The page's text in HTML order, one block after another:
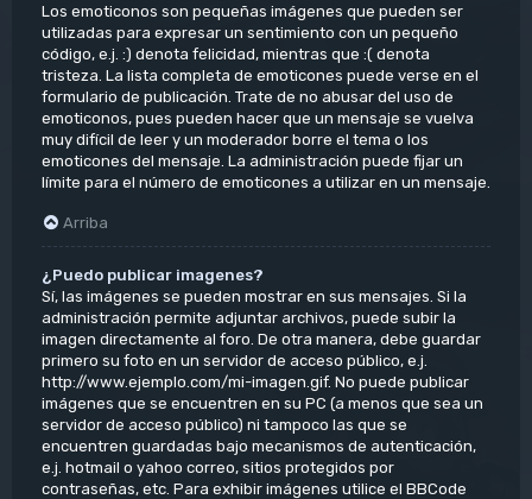
Los emoticonos son pequeñas imágenes que pueden ser
utilizadas para expresar un sentimiento con un pequeño
código, e.j. :) denota felicidad, mientras que :( denota
tristeza. La lista completa de emoticones puede verse en el
formulario de publicación. Trate de no abusar del uso de
emoticonos, pues pueden hacer que un mensaje se vuelva
muy difícil de leer y un moderador borre el tema o los
emoticones del mensaje. La administración puede fijar un
límite para el número de emoticones a utilizar en un mensaje.
Arriba
¿Puedo publicar imagenes?
Sí, las imágenes se pueden mostrar en sus mensajes. Si la
administración permite adjuntar archivos, puede subir la
imagen directamente al foro. De otra manera, debe guardar
primero su foto en un servidor de acceso público, e.j.
http://www.ejemplo.com/mi-imagen.gif. No puede publicar
imágenes que se encuentren en su PC (a menos que sea un
servidor de acceso público) ni tampoco las que se
encuentren guardadas bajo mecanismos de autenticación,
e.j. hotmail o yahoo correo, sitios protegidos por
contraseñas, etc. Para exhibir imágenes utilice el BBCode